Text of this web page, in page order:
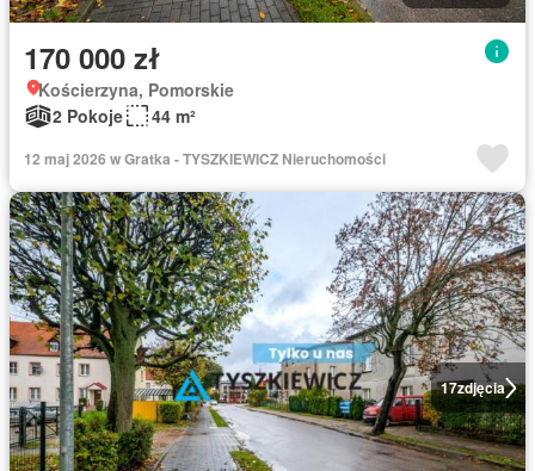
170 000 zł
Kościerzyna, Pomorskie
2 Pokoje
44 m²
12 maj 2026 w Gratka - TYSZKIEWICZ Nieruchomości
17zdjęcia